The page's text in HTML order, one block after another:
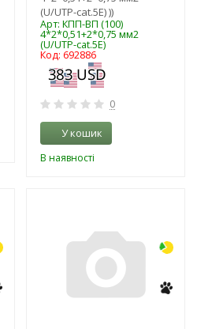
(U/UTP-cat.5Е) ))
Арт: КПП-ВП (100)
4*2*0,51+2*0,75 мм2
(U/UTP-cat.5Е)
Код: 692886
0
У кошик
В наявності